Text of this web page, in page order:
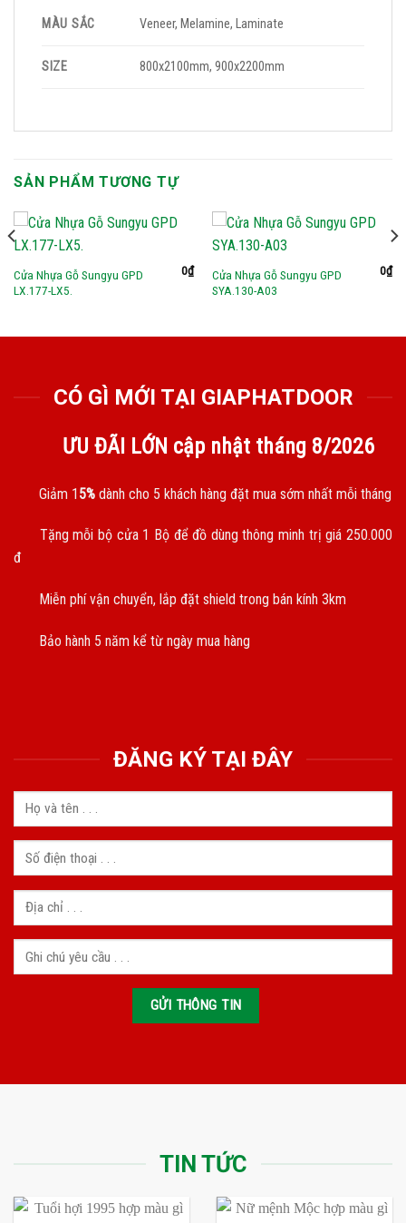
MÀU SẮC Veneer, Melamine, Laminate
SIZE 800x2100mm, 900x2200mm
SẢN PHẨM TƯƠNG TỰ
Cửa Nhựa Gỗ Sungyu GPD
LX.177-LX5.
0₫
Cửa Nhựa Gỗ Sungyu GPD
SYA.130-A03
0₫
CÓ GÌ MỚI TẠI GIAPHATDOOR
ƯU ĐÃI LỚN cập nhật tháng 8/2026
Giảm 15% dành cho 5 khách hàng đặt mua sớm nhất mỗi tháng
Tặng mỗi bộ cửa 1 Bộ để đồ dùng thông minh trị giá 250.000
đ
Miễn phí vận chuyển, lắp đặt shield trong bán kính 3km
Bảo hành 5 năm kể từ ngày mua hàng
ĐĂNG KÝ TẠI ĐÂY
TIN TỨC